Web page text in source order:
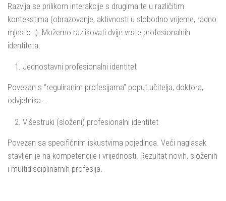
Razvija se prilikom interakcije s drugima te u različitim
kontekstima (obrazovanje, aktivnosti u slobodno vrijeme, radno
mjesto…). Možemo razlikovati dvije vrste profesionalnih
identiteta:
Jednostavni profesionalni identitet
Povezan s “reguliranim profesijama” poput učitelja, doktora,
odvjetnika…
Višestruki (složeni) profesionalni identitet
Povezan sa specifičnim iskustvima pojedinca. Veći naglasak
stavljen je na kompetencije i vrijednosti. Rezultat novih, složenih
i multidisciplinarnih profesija.